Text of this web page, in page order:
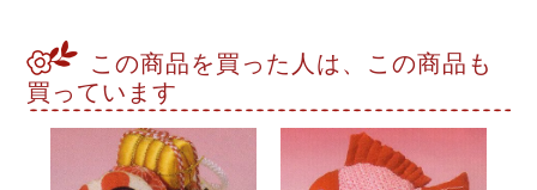
この商品を買った人は、この商品も
買っています